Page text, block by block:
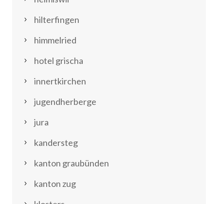
hilterfingen
himmelried
hotel grischa
innertkirchen
jugendherberge
jura
kandersteg
kanton graubünden
kanton zug